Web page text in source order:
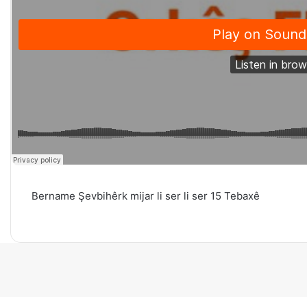
Bername Şevbihêrk mijar li ser li ser 15 Tebaxê